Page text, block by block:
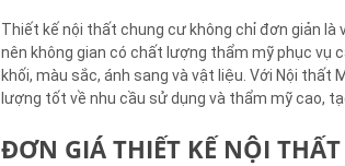
Thiết kế nội thất chung cư không chỉ đơn giản
nên không gian có chất lượng thẩm mỹ phục vụ
khối, màu sắc, ánh sang và vật liệu. Với Nội thất
lượng tốt về nhu cầu sử dụng và thẩm mỹ cao,
ĐƠN GIÁ THIẾT KẾ NỘI